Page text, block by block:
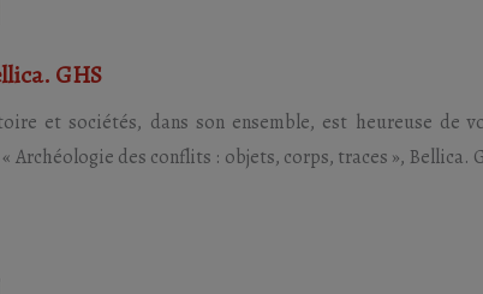
GHS
et sociétés, dans son ensemble, est heureuse de
Archéologie des conflits : objets, corps, traces », Bellica.